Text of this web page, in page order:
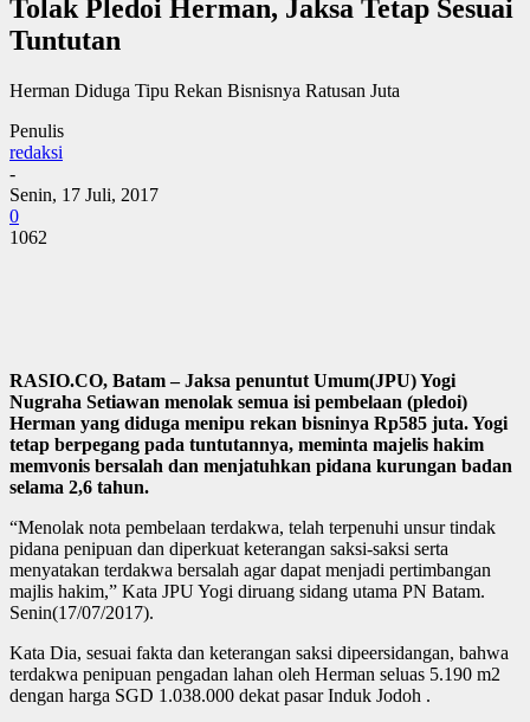
Tolak Pledoi Herman, Jaksa Tetap Sesuai
Tuntutan
Herman Diduga Tipu Rekan Bisnisnya Ratusan Juta
Penulis
redaksi
-
Senin, 17 Juli, 2017
0
1062
RASIO.CO, Batam – Jaksa penuntut Umum(JPU) Yogi
Nugraha Setiawan menolak semua isi pembelaan (pledoi)
Herman yang diduga menipu rekan bisninya Rp585 juta. Yogi
tetap berpegang pada tuntutannya, meminta majelis hakim
memvonis bersalah dan menjatuhkan pidana kurungan badan
selama 2,6 tahun.
“Menolak nota pembelaan terdakwa, telah terpenuhi unsur tindak
pidana penipuan dan diperkuat keterangan saksi-saksi serta
menyatakan terdakwa bersalah agar dapat menjadi pertimbangan
majlis hakim,” Kata JPU Yogi diruang sidang utama PN Batam.
Senin(17/07/2017).
Kata Dia, sesuai fakta dan keterangan saksi dipeersidangan, bahwa
terdakwa penipuan pengadan lahan oleh Herman seluas 5.190 m2
dengan harga SGD 1.038.000 dekat pasar Induk Jodoh .